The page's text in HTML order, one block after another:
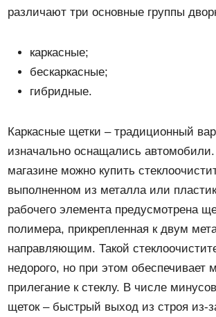
различают три основные группы
каркасные;
бескаркасные;
гибридные.
Каркасные щетки – традиционный
изначально оснащались
магазине можно купить
выполненном из металла или
рабочего элемента предусмотрена
полимера, прикрепленная к двум
направляющим. Такой
недорого, но при этом обеспечивает
прилегание к стеклу. В числе
щеток – быстрый выход из строя из-